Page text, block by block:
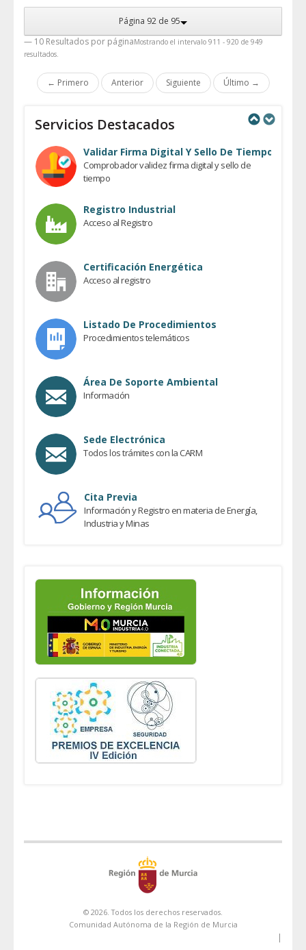
Página 92 de 95
— 10 Resultados por páginaMostrando el intervalo 911 - 920 de 949
resultados.
← Primero Anterior Siguiente Último →
Servicios Destacados
Validar Firma Digital Y Sello De Tiempo
Comprobador validez firma digital y sello de
tiempo
Registro Industrial
Acceso al Registro
Certificación Energética
Acceso al registro
Listado De Procedimientos
Procedimientos telemáticos
Área De Soporte Ambiental
Información
Sede Electrónica
Todos los trámites con la CARM
Cita Previa
Información y Registro en materia de Energía,
Industria y Minas
Previous
© 2026. Todos los derechos reservados.
Comunidad Autónoma de la Región de Murcia
|